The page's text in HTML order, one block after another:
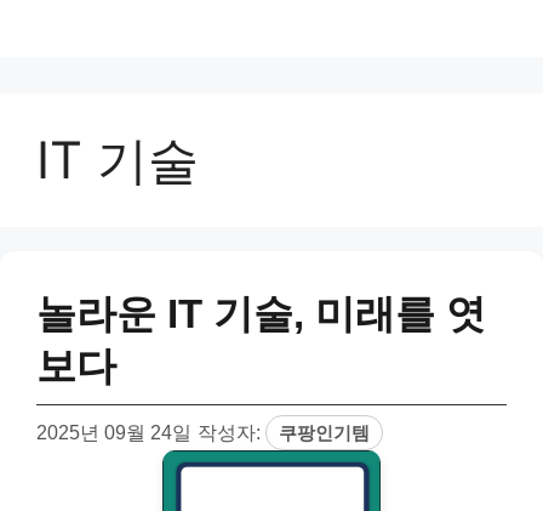
IT 기술
놀라운 IT 기술, 미래를 엿
보다
2025년 09월 24일 작성자: 쿠팡인기템